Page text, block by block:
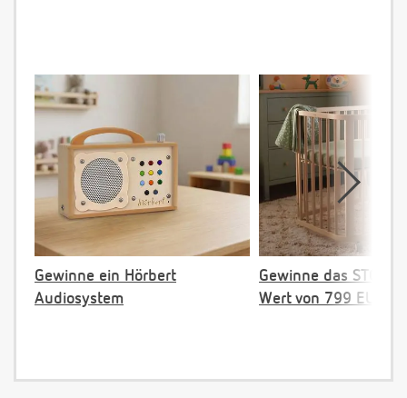
Gewinne ein Hörbert
Audiosystem
Gewinne das
Wert von 799 EUR